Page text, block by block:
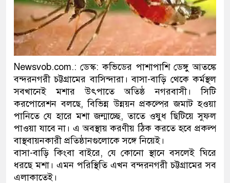
থানা পুলিশ
যেকোনো সময় বেনজীরের
নেতৃত্ব ও গণতন্ত্রের মূর্তমান
যে ভাবে ডেভিড ইমনের
‘আজহার খান’
অবৈধ বিদেশি পিস্তল,
জড়িত কিশোর গ্যাংয়ের চার শিশু
ডাকাতির প্রস্তুতিকালে
Newsvob.com.: ডেস্ক: কভিডের পাশাপাশি ডেঙ্গু আতঙ্কে
বন্দরনগরী চট্টগ্রামের বাসিন্দারা। বাসা-বাড়ি থেকে কর্মস্থল
সবখানেই মশার উৎপাতে অতিষ্ঠ নগরবাসী। সিটি
করপোরেশন বলছে, বিভিন্ন উন্নয়ন প্রকল্পের জমাট হওয়া
পানিতে যে হারে মশা জন্মাচ্ছে, তাতে ওষুধ ছিটিয়ে সুফল
পাওয়া যাবে না। এ অবস্থায় করণীয় ঠিক করতে হবে প্রকল্প
বাস্থবায়নকারী প্রতিষ্ঠানগুলোকে সঙ্গে নিয়েই।
বাসা-বাড়ি কিংবা বাইরে, যে কোনো স্থানে বসলেই ঘিরে
ধরছে মশা। এমন পরিস্থিতি এখন বন্দরনগরী চট্টগ্রামের সব
এলাকাতেই।